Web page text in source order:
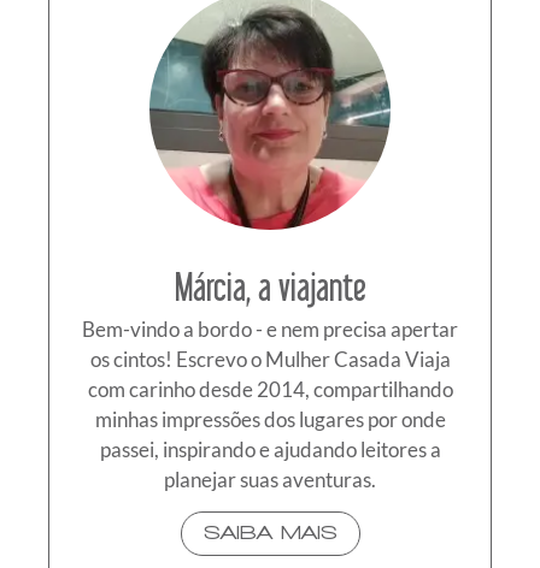
Márcia, a viajante
Bem-vindo a bordo - e nem precisa apertar
os cintos! Escrevo o Mulher Casada Viaja
com carinho desde 2014, compartilhando
minhas impressões dos lugares por onde
passei, inspirando e ajudando leitores a
planejar suas aventuras.
SAIBA MAIS